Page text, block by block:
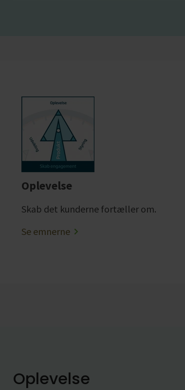
Oplevelse
Skab det kunderne fortæller om.
Se emnerne
Oplevelse